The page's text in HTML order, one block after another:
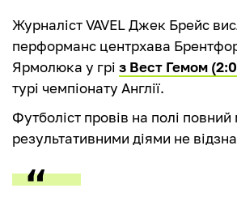
Журналіст VAVEL Джек Брейс
перформанс центрхава
Ярмолюка у грі з Вест Гемом
турі чемпіонату Англії.
Футболіст провів на полі повний
результативними діями не